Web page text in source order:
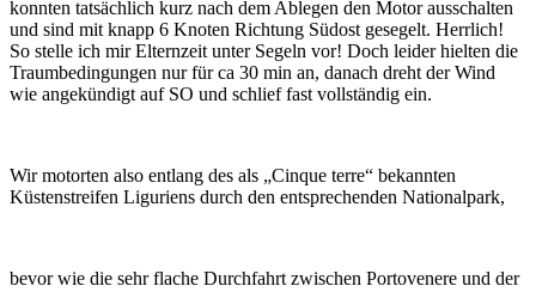
konnten tatsächlich kurz nach dem Ablegen den Motor ausschalten
und sind mit knapp 6 Knoten Richtung Südost gesegelt. Herrlich!
So stelle ich mir Elternzeit unter Segeln vor! Doch leider hielten die
Traumbedingungen nur für ca 30 min an, danach dreht der Wind
wie angekündigt auf SO und schlief fast vollständig ein.
Wir motorten also entlang des als „Cinque terre“ bekannten
Küstenstreifen Liguriens durch den entsprechenden Nationalpark,
bevor wie die sehr flache Durchfahrt zwischen Portovenere und der